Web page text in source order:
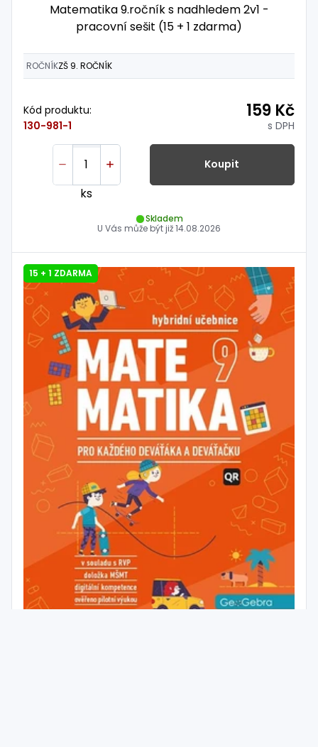
Matematika 9.ročník s nadhledem 2v1 -
pracovní sešit (15 + 1 zdarma)
ROČNÍKZŠ 9. ROČNÍK
Kód produktu:
130-981-1
159 Kč
s DPH
ks
Koupit
Skladem
U Vás může být již14.08.2026
15 + 1 ZDARMA